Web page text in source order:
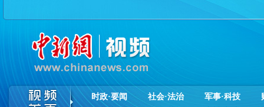
时政·要闻 社会·法治 军事·科技